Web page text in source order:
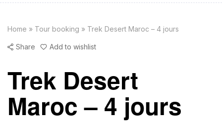
Home » Tour booking » Trek Desert Maroc – 4 jours
Share Add to wishlist
Trek Desert
Maroc – 4 jours